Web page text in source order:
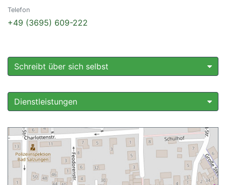
Telefon
+49 (3695) 609-222
Schreibt über sich selbst
Dienstleistungen